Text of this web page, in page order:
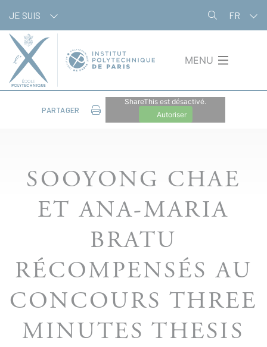
au
contenu
principal
JE SUIS FR
MENU
PARTAGER
ShareThis est désactivé.
Autoriser
SOOYONG CHAE
ET ANA-MARIA
BRATU
RÉCOMPENSÉS AU
CONCOURS THREE
MINUTES THESIS